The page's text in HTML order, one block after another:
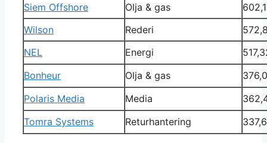
Siem Offshore
Olja & gas
Wilson
Rederi
NEL
Energi
Bonheur
Olja & gas
Polaris Media
Media
Tomra Systems
Returhantering